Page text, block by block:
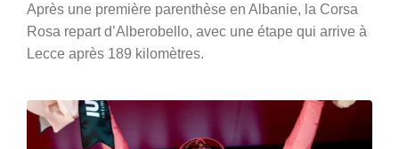
Après une première parenthèse en Albanie, la Corsa
Rosa repart d’Alberobello, avec une étape qui arrive à
Lecce après 189 kilomètres.